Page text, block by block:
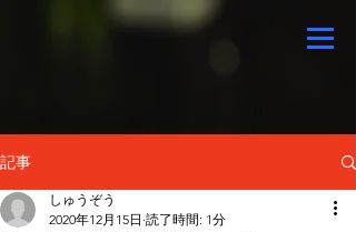
記事
しゅうぞう
2020年12月15日 読了時間: 1分